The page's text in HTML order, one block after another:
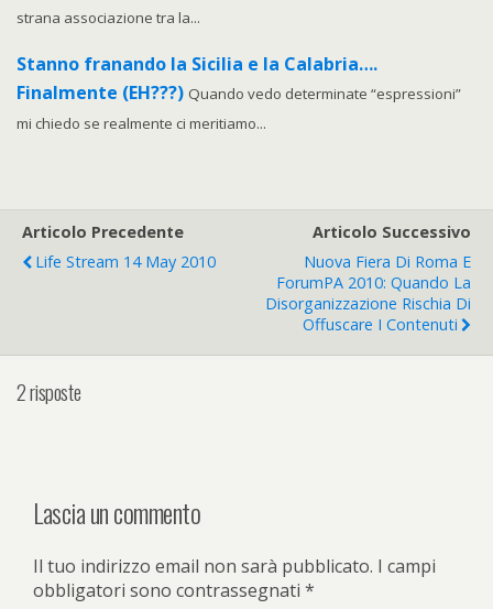
strana associazione tra la...
Stanno franando la Sicilia e la Calabria….
Finalmente (EH???) Quando vedo determinate “espressioni”
mi chiedo se realmente ci meritiamo...
Articolo Precedente
Life Stream 14 May 2010
Articolo Successivo
Nuova Fiera Di Roma E
ForumPA 2010: Quando La
Disorganizzazione Rischia Di
Offuscare I Contenuti
2 risposte
Lascia un commento
Il tuo indirizzo email non sarà pubblicato. I campi
obbligatori sono contrassegnati *